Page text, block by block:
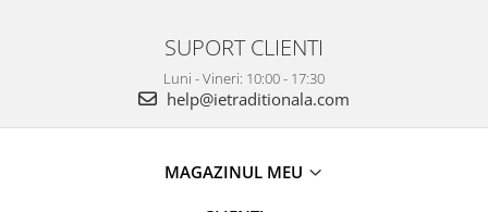
SUPORT CLIENTI
Luni - Vineri: 10:00 - 17:30
help@ietraditionala.com
MAGAZINUL MEU